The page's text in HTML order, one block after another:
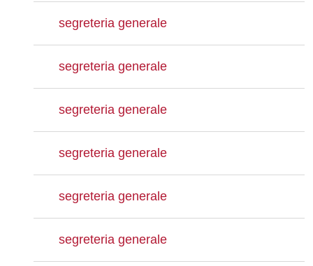
segreteria generale
segreteria generale
segreteria generale
segreteria generale
segreteria generale
segreteria generale